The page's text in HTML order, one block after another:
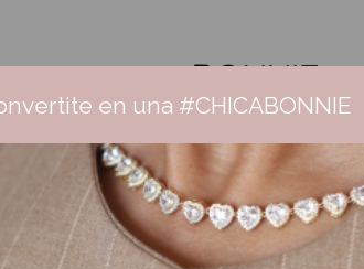
Envío gratis +$160.000 | 3 cuotas sin interés | 6
Ceramica Aros Collares
en una #CHICABONNIE